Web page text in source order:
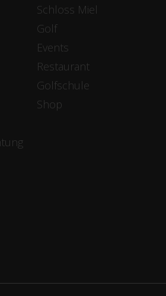
Schloss Miel
Golf
Events
Restaurant
Golfschule
Shop